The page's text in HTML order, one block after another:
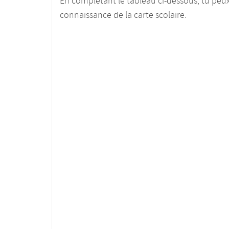
connaissance de la carte scolaire.